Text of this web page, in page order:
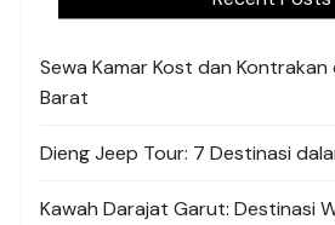
Sewa Kamar Kost dan
Barat
Dieng Jeep Tour: 7 Destinasi
Kawah Darajat Garut: Destinasi